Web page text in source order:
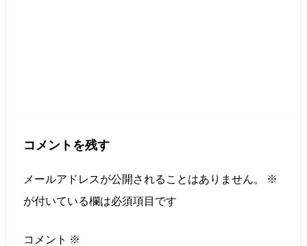
コメントを残す
メールアドレスが公開されることはありません。
※
が付いている欄は必須項目です
コメント ※